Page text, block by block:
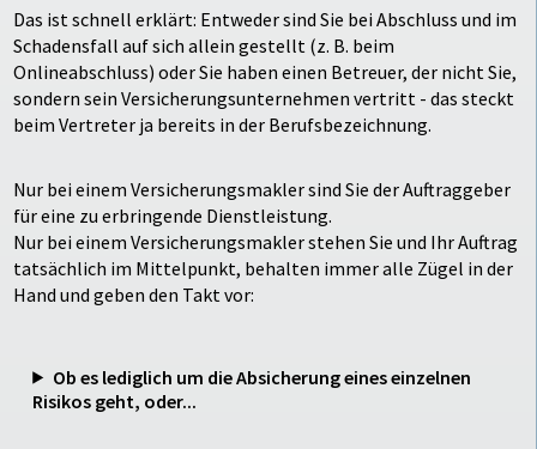
Das ist schnell erklärt: Entweder sind Sie bei Abschluss und im
Schadensfall auf sich allein gestellt (z. B. beim
Onlineabschluss) oder Sie haben einen Betreuer, der nicht Sie,
sondern sein Versicherungsunternehmen vertritt - das steckt
beim Vertreter ja bereits in der Berufsbezeichnung.
Nur bei einem Versicherungsmakler sind Sie der Auftraggeber
für eine zu erbringende Dienstleistung.
Nur bei einem Versicherungsmakler stehen Sie und Ihr Auftrag
tatsächlich im Mittelpunkt, behalten immer alle Zügel in der
Hand und geben den Takt vor:
Ob es lediglich um die Absicherung eines einzelnen
Risikos geht, oder...